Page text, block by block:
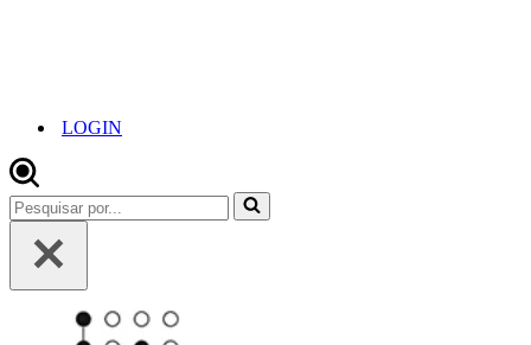
LOGIN
Pesquisar
por...